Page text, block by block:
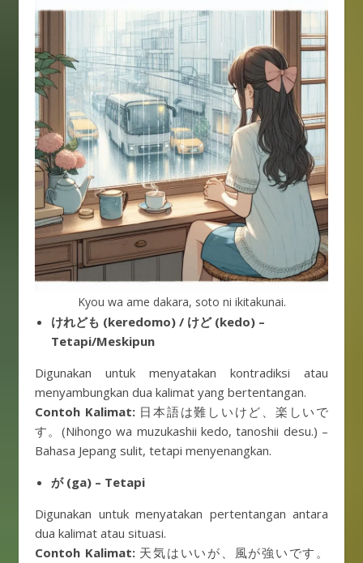
Kyou wa ame dakara, soto ni ikitakunai.
けれども (keredomo) / けど (kedo) –
Tetapi/Meskipun
Digunakan untuk menyatakan kontradiksi atau
menyambungkan dua kalimat yang bertentangan.
Contoh Kalimat:日本語は難しいけど、楽しいで
す。(Nihongo wa muzukashii kedo, tanoshii desu.) –
Bahasa Jepang sulit, tetapi menyenangkan.
が (ga) – Tetapi
Digunakan untuk menyatakan pertentangan antara
dua kalimat atau situasi.
Contoh Kalimat:天気はいいが、風が強いです。